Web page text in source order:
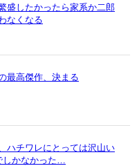
盛したかったら家系か二郎
なくなる
最高傑作、決まる
ハチワレにとっては沢山い
しかなかった…